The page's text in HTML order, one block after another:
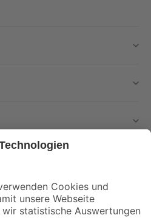
und Aktionen mehr verpassen!